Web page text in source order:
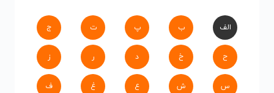
الف ب پ ت ج
ح خ د ر ز
س ش ع غ ف